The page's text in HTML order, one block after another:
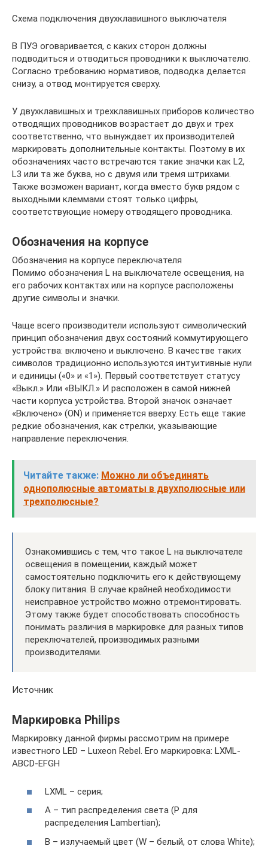
Схема подключения двухклавишного выключателя
В ПУЭ оговаривается, с каких сторон должны
подводиться и отводиться проводники к выключателю.
Согласно требованию нормативов, подводка делается
снизу, а отвод монтируется сверху.
У двухклавишных и трехклавишных приборов количество
отводящих проводников возрастает до двух и трех
соответственно, что вынуждает их производителей
маркировать дополнительные контакты. Поэтому в их
обозначениях часто встречаются такие значки как L2,
L3 или та же буква, но с двумя или тремя штрихами.
Также возможен вариант, когда вместо букв рядом с
выходными клеммами стоят только цифры,
соответствующие номеру отводящего проводника.
Обозначения на корпусе
Обозначения на корпусе переключателя
Помимо обозначения L на выключателе освещения, на
его рабочих контактах или на корпусе расположены
другие символы и значки.
Чаще всего производители используют символический
принцип обозначения двух состояний коммутирующего
устройства: включено и выключено. В качестве таких
символов традиционно используются интуитивные нули
и единицы («0» и «1»). Первый соответствует статусу
«Выкл.» Или «ВЫКЛ.» И расположен в самой нижней
части корпуса устройства. Второй значок означает
«Включено» (ON) и применяется вверху. Есть еще такие
редкие обозначения, как стрелки, указывающие
направление переключения.
Читайте также: Можно ли объединять
однополюсные автоматы в двухполюсные или
трехполюсные?
Ознакомившись с тем, что такое L на выключателе
освещения в помещении, каждый может
самостоятельно подключить его к действующему
блоку питания. В случае крайней необходимости
неисправное устройство можно отремонтировать.
Этому также будет способствовать способность
понимать различия в маркировке для разных типов
переключателей, производимых разными
производителями.
Источник
Маркировка Philips
Маркировку данной фирмы рассмотрим на примере
известного LED – Luxeon Rebel. Его маркировка: LXML-
ABCD-EFGH
LXML – серия;
A – тип распределения света (P для
распределения Lambertian);
B – излучаемый цвет (W – белый, от слова White);